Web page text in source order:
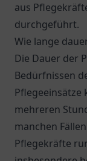
aus
durchgeführt.
Wie lange
Die Dauer der
Bedürfnissen
Pflegeeinsätze
mehreren
manchen
Pflegekräfte